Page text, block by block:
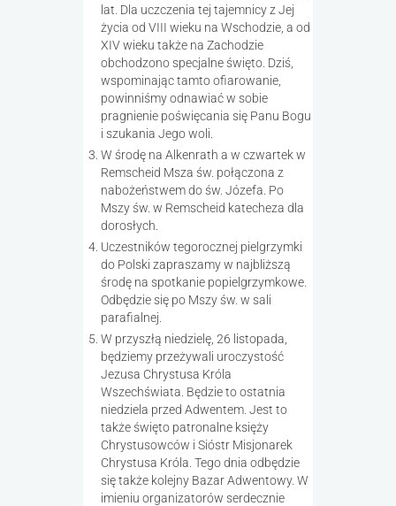
lat. Dla uczczenia tej tajemnicy z Jej
życia od VIII wieku na Wschodzie, a od
XIV wieku także na Zachodzie
obchodzono specjalne święto. Dziś,
wspominając tamto ofiarowanie,
powinniśmy odnawiać w sobie
pragnienie poświęcania się Panu Bogu
i szukania Jego woli.
W środę na Alkenrath a w czwartek w
Remscheid Msza św. połączona z
nabożeństwem do św. Józefa. Po
Mszy św. w Remscheid katecheza dla
dorosłych.
Uczestników tegorocznej pielgrzymki
do Polski zapraszamy w najbliższą
środę na spotkanie popielgrzymkowe.
Odbędzie się po Mszy św. w sali
parafialnej.
W przyszłą niedzielę, 26 listopada,
będziemy przeżywali uroczystość
Jezusa Chrystusa Króla
Wszechświata. Będzie to ostatnia
niedziela przed Adwentem. Jest to
także święto patronalne księży
Chrystusowców i Sióstr Misjonarek
Chrystusa Króla. Tego dnia odbędzie
się także kolejny Bazar Adwentowy. W
imieniu organizatorów serdecznie